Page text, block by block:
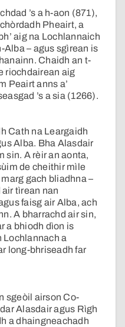
’s a h-aon (871),
Pheairt, a
aig na Lochlannaich
Alba – agus sgìrean is
Chaidh an t-
riochdairean aig
Peairt anns a’
’s a sia (1266).
Cath na Leargaidh
Alba. Bha Alasdair
sin. A rèir an aonta,
de cheithir mìle
gach bliadhna –
tìrean nan
faisg air Alba, ach
A bharrachd air sin,
a bhiodh dìon is
Lochlannach a
long-bhriseadh far
sgeòil airson Co-
Alasdair agus Rìgh
a dhaingneachadh